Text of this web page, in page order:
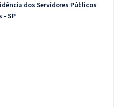
dos Servidores Públicos
- SP